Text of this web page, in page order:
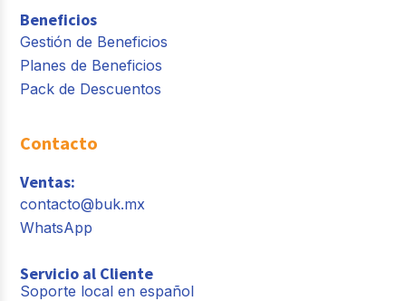
Beneficios
Gestión de Beneficios
Planes de Beneficios
Pack de Descuentos
Contacto
Ventas:
contacto@buk.mx
WhatsApp
Servicio al Cliente
Soporte local en español